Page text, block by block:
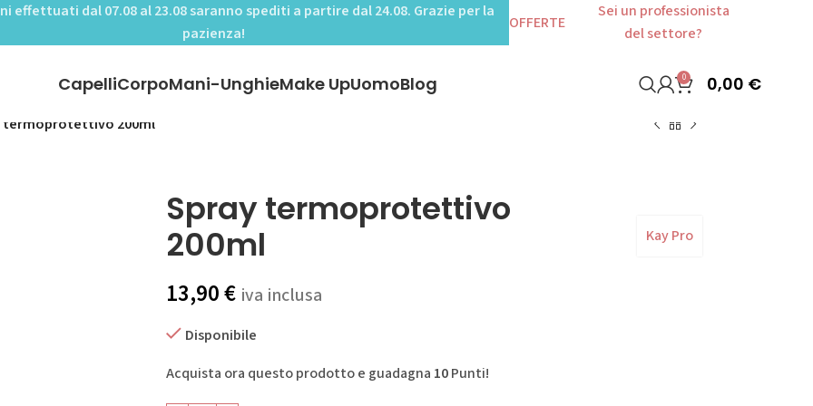
effettuati dal 07.08 al 23.08 saranno spediti a partire dal 24.08. Grazie per la
pazienza!
OFFERTE
Sei un professionista
del settore?
CapelliCorpoMani-UnghieMake UpUomoBlog 0 0,00 €
termoprotettivo 200ml
Spray termoprotettivo
200ml
Kay Pro
13,90€ iva inclusa
Disponibile
Acquista ora questo prodotto e guadagna 10Punti!